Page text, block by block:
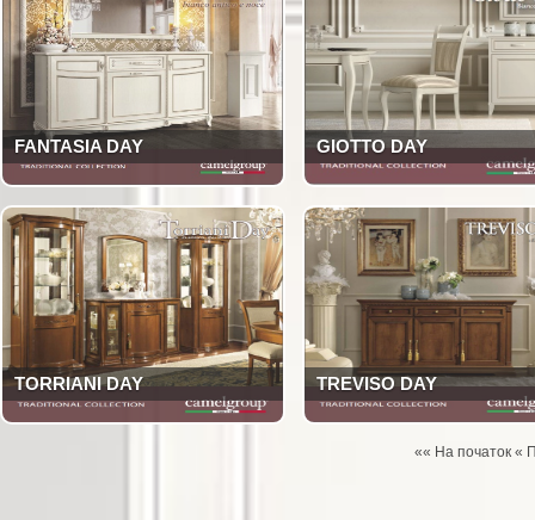
FANTASIA DAY GIOTTO DAY
TORRIANI DAY TREVISO DAY
«« На початок «